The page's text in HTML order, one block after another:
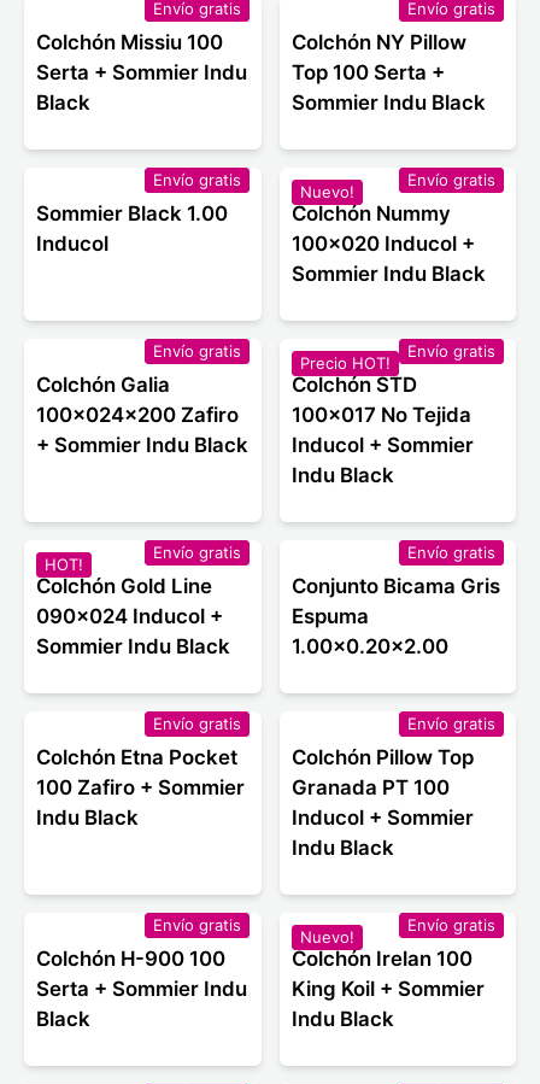
Envío gratis
Colchón Missiu 100
Serta + Sommier Indu
Black
Envío gratis
Colchón NY Pillow
Top 100 Serta +
Sommier Indu Black
Envío gratis
Sommier Black 1.00
Inducol
Nuevo!
Envío gratis
Colchón Nummy
100x020 Inducol +
Sommier Indu Black
Envío gratis
Colchón Galia
100x024x200 Zafiro
+ Sommier Indu Black
Precio HOT!
Envío gratis
Colchón STD
100x017 No Tejida
Inducol + Sommier
Indu Black
HOT!
Envío gratis
Colchón Gold Line
090x024 Inducol +
Sommier Indu Black
Envío gratis
Conjunto Bicama Gris
Espuma
1.00x0.20x2.00
Envío gratis
Colchón Etna Pocket
100 Zafiro + Sommier
Indu Black
Envío gratis
Colchón Pillow Top
Granada PT 100
Inducol + Sommier
Indu Black
Envío gratis
Colchón H-900 100
Serta + Sommier Indu
Black
Nuevo!
Envío gratis
Colchón Irelan 100
King Koil + Sommier
Indu Black